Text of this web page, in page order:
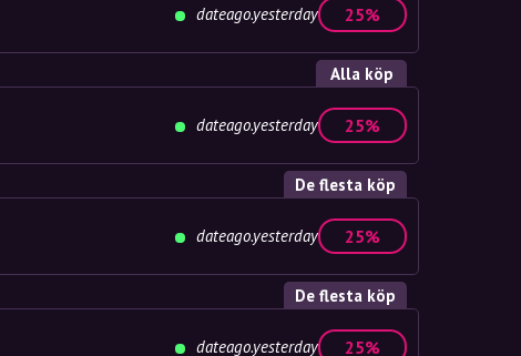
dateago.yesterday 25%
Alla köp
dateago.yesterday 25%
De flesta köp
dateago.yesterday 25%
De flesta köp
dateago.yesterday 25%